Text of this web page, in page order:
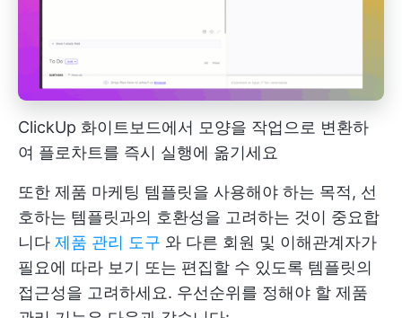
ClickUp 화이트보드에서 모양을 작업으로 변환하
여 플로차트를 즉시 실행에 옮기세요
또한 제품 마케팅 템플릿을 사용해야 하는 목적, 선
호하는 템플릿과의 호환성을 고려하는 것이 중요합
니다 제품 관리 도구 와 다른 회원 및 이해관계자가
필요에 따라 보기 또는 편집할 수 있도록 템플릿의
접근성을 고려하세요. 우선순위를 정해야 할 제품